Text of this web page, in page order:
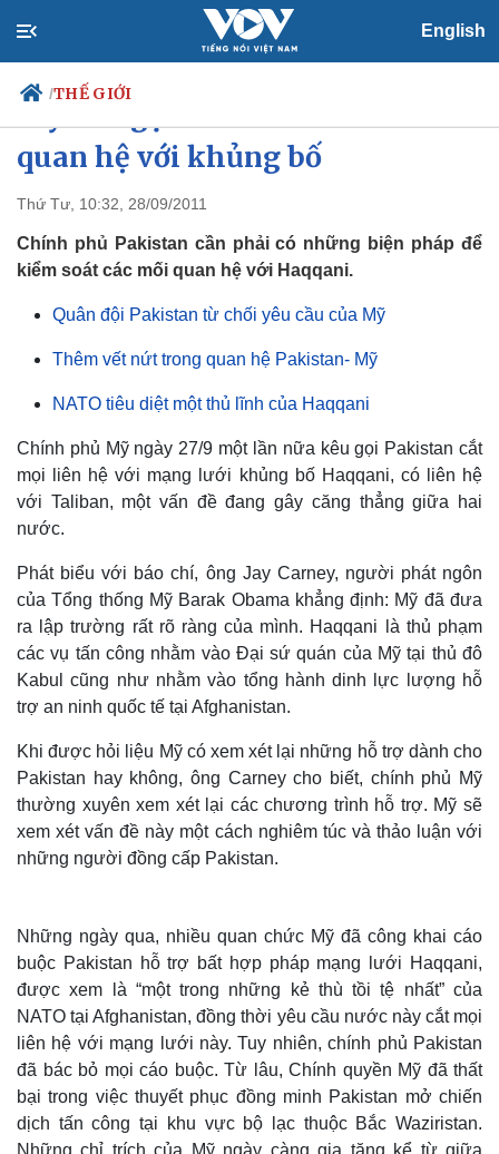
English
/THẾ GIỚI
Chính trị
Đảng
Tổ chức nhân sự
Nhận diện sự thật
Tin 24h
Dự báo thời tiết
Dấu ấn VOV
Biển đảo
quan hệ với khủng bố
Thứ Tư, 10:32, 28/09/2011
Chính phủ Pakistan cần phải có những biện pháp để
kiểm soát các mối quan hệ với Haqqani.
Quân đội Pakistan từ chối yêu cầu của Mỹ
Thêm vết nứt trong quan hệ Pakistan- Mỹ
NATO tiêu diệt một thủ lĩnh của Haqqani
Chính phủ Mỹ ngày 27/9 một lần nữa kêu gọi Pakistan cắt
mọi liên hệ với mạng lưới khủng bố Haqqani, có liên hệ
với Taliban, một vấn đề đang gây căng thẳng giữa hai
nước.
Phát biểu với báo chí, ông Jay Carney, người phát ngôn
của Tổng thống Mỹ Barak Obama khẳng định: Mỹ đã đưa
ra lập trường rất rõ ràng của mình. Haqqani là thủ phạm
các vụ tấn công nhằm vào Đại sứ quán của Mỹ tại thủ đô
Kabul cũng như nhằm vào tổng hành dinh lực lượng hỗ
trợ an ninh quốc tế tại Afghanistan.
Khi được hỏi liệu Mỹ có xem xét lại những hỗ trợ dành cho
Pakistan hay không, ông Carney cho biết, chính phủ Mỹ
thường xuyên xem xét lại các chương trình hỗ trợ. Mỹ sẽ
xem xét vấn đề này một cách nghiêm túc và thảo luận với
những người đồng cấp Pakistan.
Những ngày qua, nhiều quan chức Mỹ đã công khai cáo
buộc Pakistan hỗ trợ bất hợp pháp mạng lưới Haqqani,
được xem là “một trong những kẻ thù tồi tệ nhất” của
NATO tại Afghanistan, đồng thời yêu cầu nước này cắt mọi
liên hệ với mạng lưới này. Tuy nhiên, chính phủ Pakistan
đã bác bỏ mọi cáo buộc. Từ lâu, Chính quyền Mỹ đã thất
bại trong việc thuyết phục đồng minh Pakistan mở chiến
dịch tấn công tại khu vực bộ lạc thuộc Bắc Waziristan.
Những chỉ trích của Mỹ ngày càng gia tăng kể từ giữa